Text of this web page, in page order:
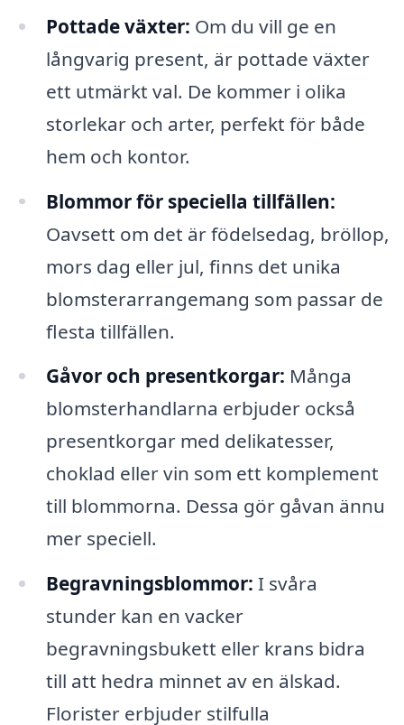
Pottade växter: Om du vill ge en
långvarig present, är pottade växter
ett utmärkt val. De kommer i olika
storlekar och arter, perfekt för både
hem och kontor.
Blommor för speciella tillfällen:
Oavsett om det är födelsedag, bröllop,
mors dag eller jul, finns det unika
blomsterarrangemang som passar de
flesta tillfällen.
Gåvor och presentkorgar: Många
blomsterhandlarna erbjuder också
presentkorgar med delikatesser,
choklad eller vin som ett komplement
till blommorna. Dessa gör gåvan ännu
mer speciell.
Begravningsblommor: I svåra
stunder kan en vacker
begravningsbukett eller krans bidra
till att hedra minnet av en älskad.
Florister erbjuder stilfulla